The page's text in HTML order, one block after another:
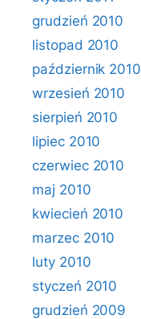
grudzień 2010
listopad 2010
październik 2010
wrzesień 2010
sierpień 2010
lipiec 2010
czerwiec 2010
maj 2010
kwiecień 2010
marzec 2010
luty 2010
styczeń 2010
grudzień 2009